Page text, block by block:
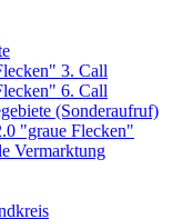
3. Call
6. Call
(Sonderaufruf)
"graue Flecken"
Vermarktung